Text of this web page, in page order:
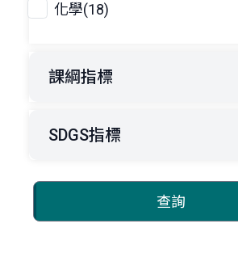
化學(18)
課綱指標
SDGS指標
查詢